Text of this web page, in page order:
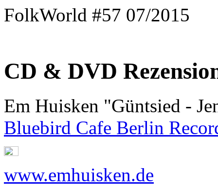
FolkWorld #57 07/2015
CD & DVD
Em Huisken "Güntsied -
Bluebird Cafe Berlin
www.emhuisken.de